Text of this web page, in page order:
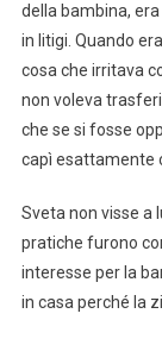
della bambina,
in litigi. Quando
cosa che irritava
non voleva
che se si fosse
capì esattamente
Sveta non visse a
pratiche furono
interesse per la
in casa perché la